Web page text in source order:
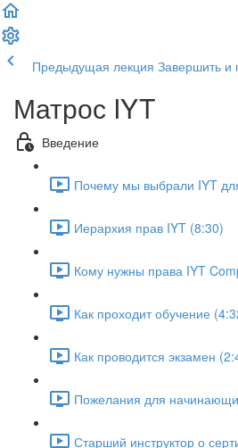
Предыдущая лекция Завершить и
Матрос IYT
Введение
Почему мы выбрали IYT
Иерархия прав IYT (8:30)
Кому нужны права IYT
Как проходит обучение
Как проводится экзамен
Пожелания для
Старший инструктор о